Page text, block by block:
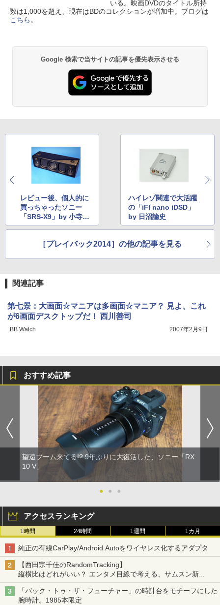
いる。映画DVDのタイトル所持
数は1,000を超え、現在はBDのコレクションが増加中。ブログは
こちら 。
Google 検索で当サイトの記事を優先表示させる
レビュー後、個人的に
買っちゃったソニー
「SRS-X9」by 小寺信
良
ハイレゾ関連で大活躍
の「iFI nano iDSD」
by 日沼諭史
［プレイバック2014］の他の記事を見る
関連記事
第七景：大画面☆マニアは多画面☆マニア？ 見よ、これ
が6画面デスクトップだ！ 西川善司
BB Watch 2007年2月9日
おすすめ記事
望遠ブーム来てる!? 9年ぶりに大復活した、ソニー「RX
10 V」
● ● ●
アクセスランキング
1時間 24時間 1週間 1カ月
純正の有線CarPlay/Android Autoをワイヤレス化するアダプタ
【西田宗千佳のRandomTracking】
縦横比はどれがいい？ エンタメ目線で考える、サムスン新
「Galaxy Z Fold」
「バック・トゥ・ザ・フューチャー」の時計台をモチーフにした
腕時計。1985本限定